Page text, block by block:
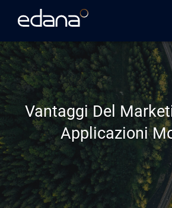
Vantaggi Del
Applicazioni